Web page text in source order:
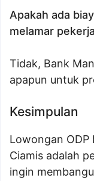
Apakah ada
melamar
Tidak, Bank
apapun untuk
Kesimpulan
Lowongan ODP
Ciamis adalah
ingin